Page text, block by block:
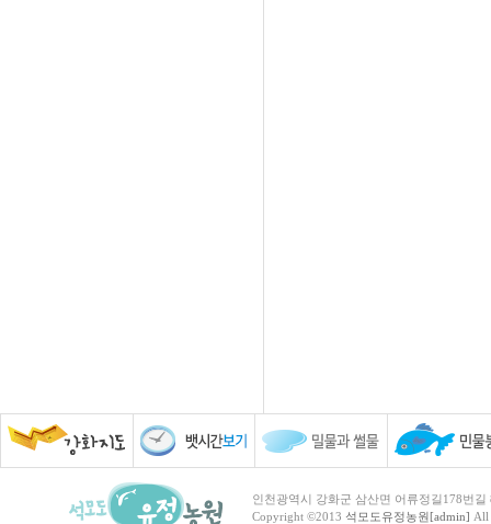
인천광역시 강화군 삼산면 어류정길178번
Copyright ©2013 석모도유정농원[admin] All